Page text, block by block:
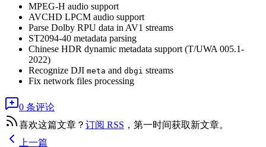
MPEG-H audio support
AVCHD LPCM audio support
Parse Dolby RPU data in AV1 streams
ST2094-40 metadata parsing
Chinese HDR dynamic metadata support (T/UWA 005.1-
2022)
Recognize DJI meta and dbgi streams
Fix network files processing
0 条评论
喜欢这篇文章？ 订阅 RSS ，第一时间获取新文章。
上一篇